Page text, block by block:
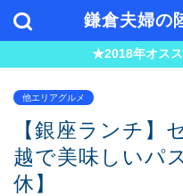
鎌倉夫婦の
★2018年オス
他エリアグルメ
【銀座ランチ】
越で美味しいパ
休】